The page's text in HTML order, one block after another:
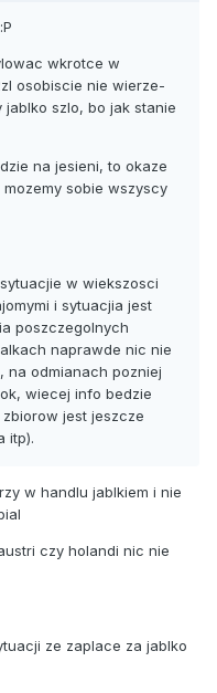
wkrotce w
osobiscie nie wierze-
szlo, bo jak stanie
na jesieni, to okaze
sobie wszyscy
w wiekszosci
i sytuacjia jest
poszczegolnych
naprawde nic nie
na odmianach pozniej
wiecej info bedzie
jest jeszcze
itp).
w handlu jablkiem i nie
czy holandi nic nie
ze zaplace za jablko